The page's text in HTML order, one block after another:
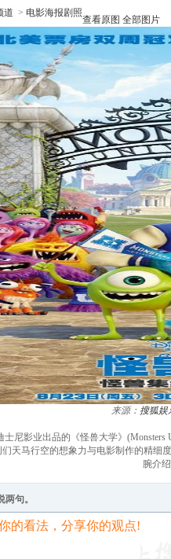
道 > 电影海报剧照
查看原图 全部图片
来源： 搜狐娱
尼影业出品的《怪兽大学》
天马行空的想象力与电影制作的精细
腕介
句。